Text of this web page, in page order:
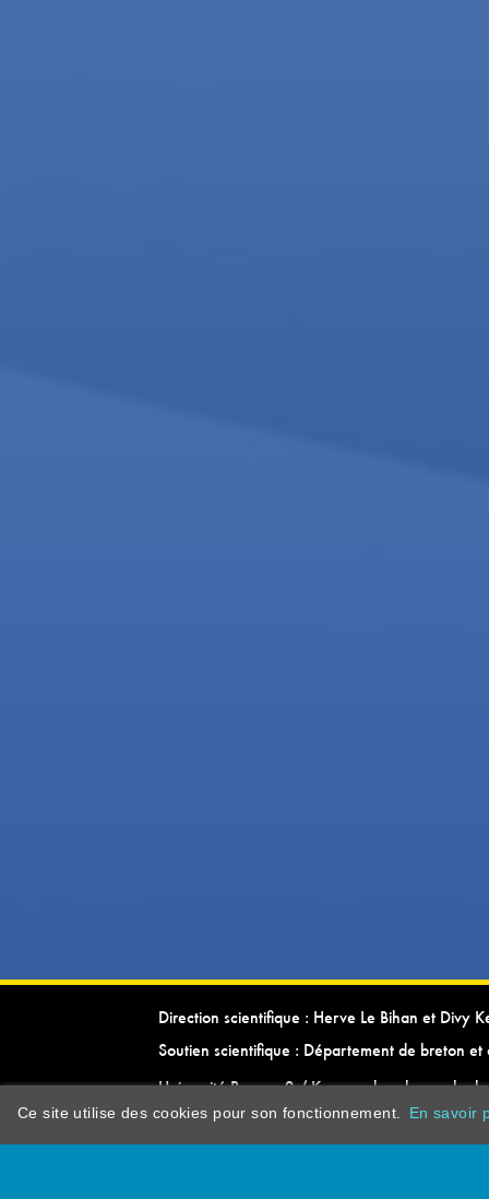
Direction scientifique : Herve Le Bihan et Divy
Soutien scientifique : Département de breton et
Université Rennes 2 / Kevrenn brezhoneg ha
Ce site utilise des cookies pour son fonctionnement. En savoir